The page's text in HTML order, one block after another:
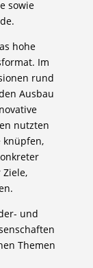
sowie
hohe
Im
rund
Ausbau
nutzten
knüpfen,
und
Themen